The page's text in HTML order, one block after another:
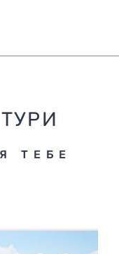
ТЕБЕ